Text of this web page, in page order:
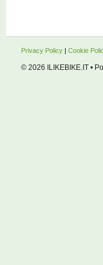
Privacy Policy Cookie
© 2026 ILIKEBIKE.IT •